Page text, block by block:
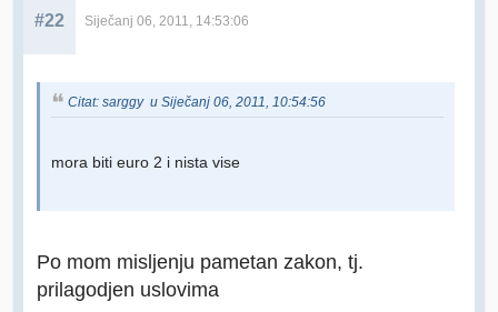
#22 Siječanj 06, 2011, 14:53:06
Citat: sarggy u Siječanj 06, 2011, 10:54:56
mora biti euro 2 i nista vise
Po mom misljenju pametan zakon, tj.
prilagodjen uslovima